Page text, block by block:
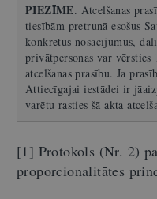
PIEZĪME. Atcelšanas
tiesībām pretrunā esošus
konkrētus nosacījumus,
privātpersonas var
atcelšanas prasību. Ja
Attiecīgajai iestādei ir
varētu rasties šā akta
[1] Protokols (Nr. 2)
proporcionalitātes